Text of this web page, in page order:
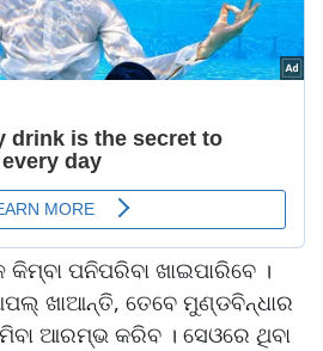
ପନିପରିବା ଖାଇପାରିବେ ।
ଖାଆନ୍ତି, ତେବେ ମୁଣ୍ଡବିନ୍ଧାର
ଆରମ୍ଭ କରିବ । ସେଓରେ ଥିବା